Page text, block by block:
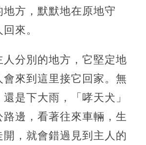
地方，默默地在原地守
來。
人分別的地方，它堅定地
來到這里接它回家。無
是下大雨，「哮天犬」
邊，看著往來車輛，生
，就會錯過見到主人的